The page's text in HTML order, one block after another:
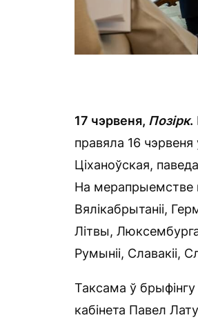
17 чэрвеня, Позірк.
правяла 16
Ціханоўская,
На мерапрыемстве
Вялікабрытаніі,
Літвы,
Румыніі, Славакіі,
Таксама ў брыфінгу
кабінета Павел